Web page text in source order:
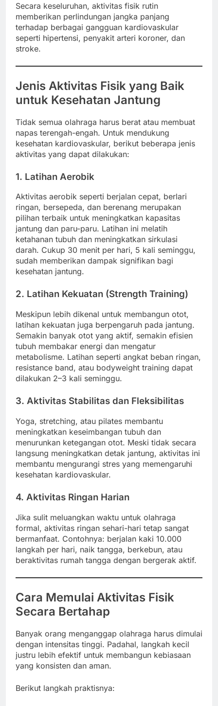
Secara keseluruhan, aktivitas fisik rutin
memberikan perlindungan jangka panjang
terhadap berbagai gangguan kardiovaskular
seperti hipertensi, penyakit arteri koroner, dan
stroke.
Jenis Aktivitas Fisik yang Baik
untuk Kesehatan Jantung
Tidak semua olahraga harus berat atau membuat
napas terengah-engah. Untuk mendukung
kesehatan kardiovaskular, berikut beberapa jenis
aktivitas yang dapat dilakukan:
1. Latihan Aerobik
Aktivitas aerobik seperti berjalan cepat, berlari
ringan, bersepeda, dan berenang merupakan
pilihan terbaik untuk meningkatkan kapasitas
jantung dan paru-paru. Latihan ini melatih
ketahanan tubuh dan meningkatkan sirkulasi
darah. Cukup 30 menit per hari, 5 kali seminggu,
sudah memberikan dampak signifikan bagi
kesehatan jantung.
2. Latihan Kekuatan (Strength Training)
Meskipun lebih dikenal untuk membangun otot,
latihan kekuatan juga berpengaruh pada jantung.
Semakin banyak otot yang aktif, semakin efisien
tubuh membakar energi dan mengatur
metabolisme. Latihan seperti angkat beban ringan,
resistance band, atau bodyweight training dapat
dilakukan 2–3 kali seminggu.
3. Aktivitas Stabilitas dan Fleksibilitas
Yoga, stretching, atau pilates membantu
meningkatkan keseimbangan tubuh dan
menurunkan ketegangan otot. Meski tidak secara
langsung meningkatkan detak jantung, aktivitas ini
membantu mengurangi stres yang memengaruhi
kesehatan kardiovaskular.
4. Aktivitas Ringan Harian
Jika sulit meluangkan waktu untuk olahraga
formal, aktivitas ringan sehari-hari tetap sangat
bermanfaat. Contohnya: berjalan kaki 10.000
langkah per hari, naik tangga, berkebun, atau
beraktivitas rumah tangga dengan bergerak aktif.
Cara Memulai Aktivitas Fisik
Secara Bertahap
Banyak orang menganggap olahraga harus dimulai
dengan intensitas tinggi. Padahal, langkah kecil
justru lebih efektif untuk membangun kebiasaan
yang konsisten dan aman.
Berikut langkah praktisnya: